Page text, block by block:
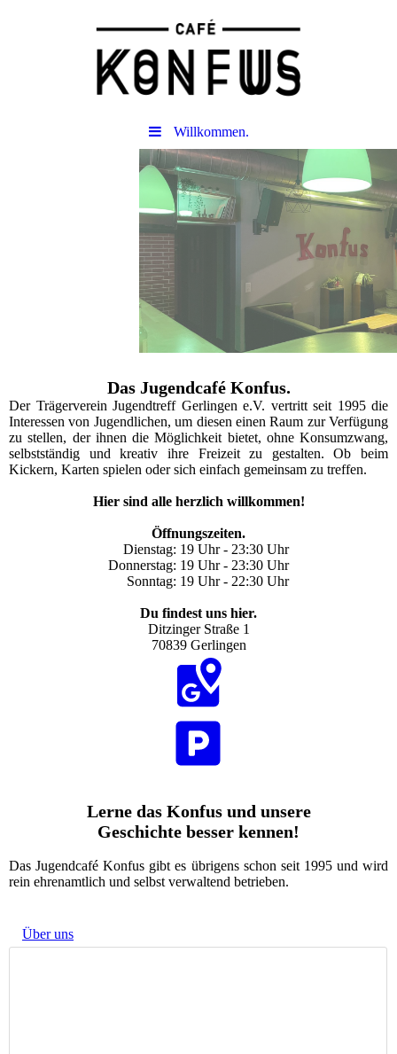
Willkommen.
Das Jugendcafé Konfus.
Der Trägerverein Jugendtreff Gerlingen e.V. vertritt seit 1995 die
Interessen von Jugendlichen, um diesen einen Raum zur Verfügung
zu stellen, der ihnen die Möglichkeit bietet, ohne Konsumzwang,
selbstständig und kreativ ihre Freizeit zu gestalten. Ob beim
Kickern, Karten spielen oder sich einfach gemeinsam zu treffen.
Hier sind alle herzlich willkommen!
Öffnungszeiten.
Dienstag: 19 Uhr - 23:30 Uhr
Donnerstag: 19 Uhr - 23:30 Uhr
Sonntag: 19 Uhr - 22:30 Uhr
Du findest uns hier.
Ditzinger Straße 1
70839 Gerlingen
Lerne das Konfus und unsere
Geschichte besser kennen!
Das Jugendcafé Konfus gibt es übrigens schon seit 1995 und wird
rein ehrenamtlich und selbst verwaltend betrieben.
Über uns